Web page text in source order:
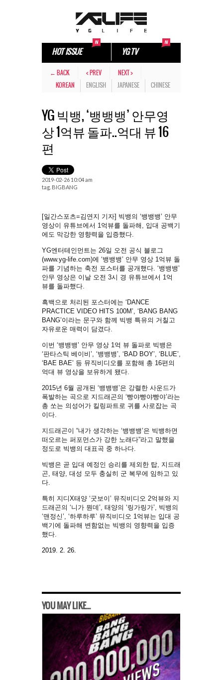
HOT ISSUE YG TV
← BACK < PREV
NEXT >
KOREAN
ENGLISH JAPANESE CHINESE
YG 빅뱅, ‘뱅뱅뱅’ 안무영
상 1억뷰 돌파..억대 뷰 16
편
2019-02-26 10:04 am
tag. BIGBANG
[일간스포츠=김연지 기자] 빅뱅의 ‘뱅뱅뱅’ 안무
영상이 유튜브에서 1억뷰를 돌파해, 입대 공백기
에도 막강한 영향력을 입증했다.
YG엔터테인먼트는 26일 오전 공식 블로그
(www.yg-life.com)에 ‘뱅뱅뱅’ 안무 영상 1억뷰 돌
파를 기념하는 축전 포스터를 공개했다. ‘뱅뱅뱅’
안무 영상은 이날 오전 3시 경 유튜브에서 1억
뷰를 돌파했다.
흑백으로 처리된 포스터에는 ‘DANCE
PRACTICE VIDEO HITS 100M’, ‘BANG BANG
BANG’이라는 문구와 함께 빅뱅 특유의 거칠고
자유로운 매력이 담겼다.
이번 ‘뱅뱅뱅’ 안무 영상 1억 뷰 돌파로 빅뱅은
‘판타스틱 베이비’, ‘뱅뱅뱅’, ‘BAD BOY’, ‘BLUE’,
‘BAE BAE’ 등 뮤직비디오를 포함해 총 16편의
억대 뷰 영상을 보유하게 됐다.
2015년 6월 공개된 ‘뱅뱅뱅’은 강렬한 사운드가
폭발하는 곡으로 지드래곤의 ‘빵야빵야빵야’라는
총 쏘는 의성어가 킬링파트로 귀를 사로잡는 곡
이다.
지드래곤이 “내가 생각하는 ‘뱅뱅뱅’은 빅뱅하면
떠오르는 퍼포먼스가 강한 노래다”라고 말했을
정도로 빅뱅의 대표곡 중 하나다.
빅뱅은 곧 입대 예정인 승리를 제외한 탑, 지드래
곤, 태양, 대성 모두 충실히 군 복무에 임하고 있
다.
특히 지디X태양 ‘굿보이’ 뮤직비디오 2억뷰와 지
드래곤의 ‘니가 뭔데’, 태양의 ‘링가링가’, 빅뱅의
‘맨정신’, ‘하루하루’ 뮤직비디오 1억뷰는 입대 공
백기에 돌파해 변함없는 빅뱅의 영향력을 입증
했다.
2019. 2. 26.
YOU MAY LIKE...